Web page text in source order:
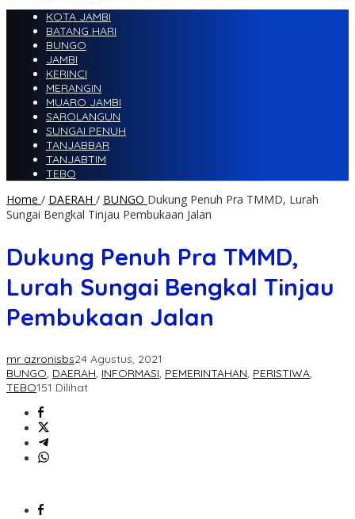
KOTA JAMBI
BATANG HARI
BUNGO
JAMBI
KERINCI
MERANGIN
MUARO JAMBI
SAROLANGUN
SUNGAI PENUH
TANJABBAR
TANJABTIM
TEBO
Home / DAERAH / BUNGO Dukung Penuh Pra TMMD, Lurah
Sungai Bengkal Tinjau Pembukaan Jalan
Dukung Penuh Pra TMMD,
Lurah Sungai Bengkal Tinjau
Pembukaan Jalan
mr azronisbs24 Agustus, 2021
BUNGO, DAERAH, INFORMASI, PEMERINTAHAN, PERISTIWA,
TEBO151 Dilihat